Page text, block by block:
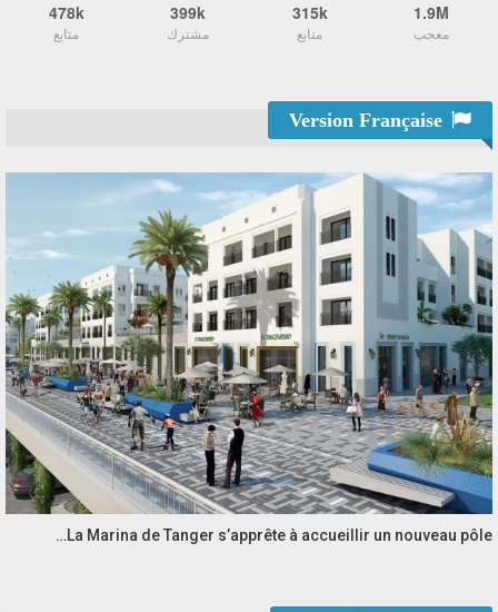
1.9M
معجب
315k
متابع
399k
مشترك
478k
متابع
La Marina de Tanger s’apprête à accueillir un nouveau pôle…